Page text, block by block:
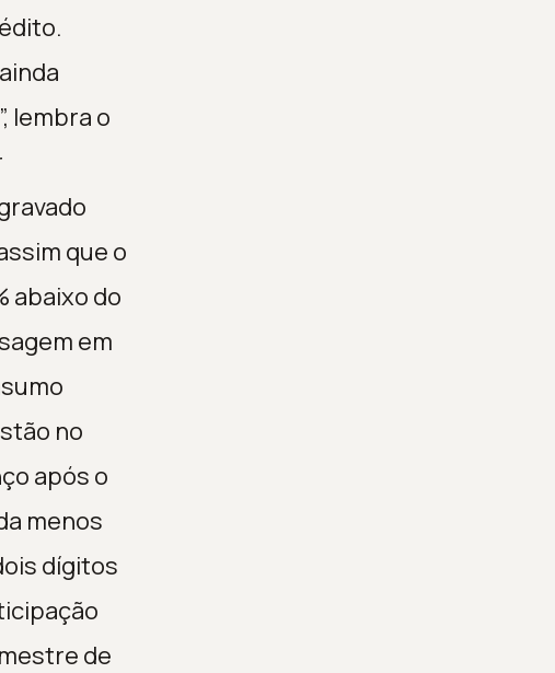
lembra o
que o
abaixo do
em
no
após o
menos
dígitos
de